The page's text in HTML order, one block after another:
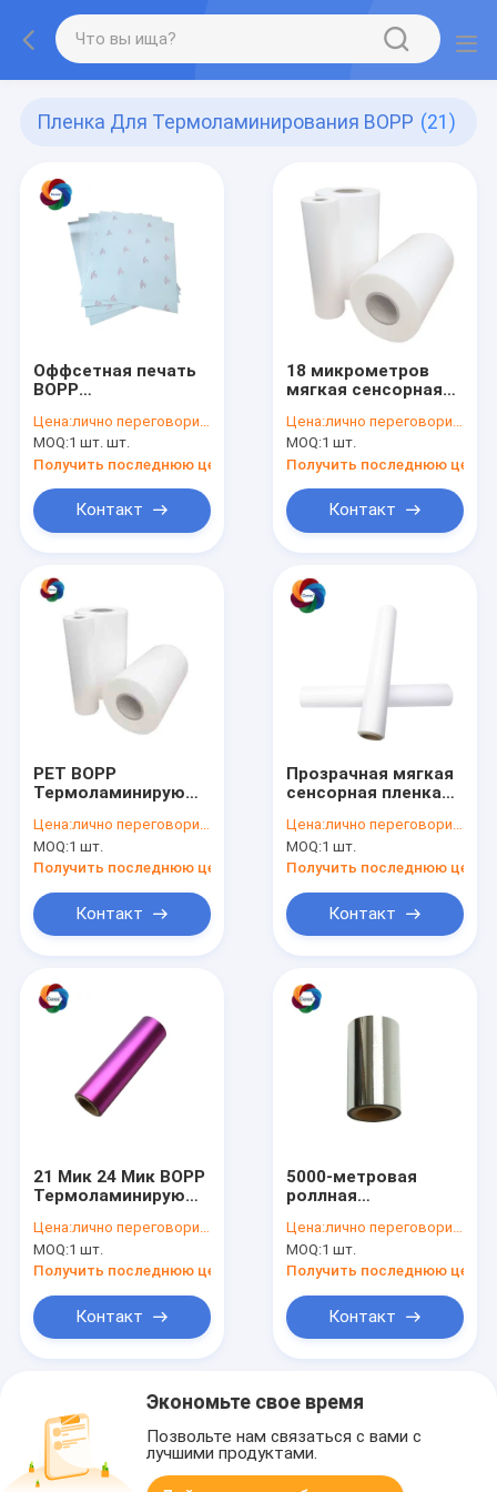
Пленка Для Термоламинирования BOPP (21)
Оффсетная печать
BOPP
пленка
самоклеящаяся
упаковка
Цена:лично переговорить
MOQ:1 шт. шт.
Получить последнюю цену
Контакт
18 микрометров
мягкая сенсорная
ламинирующая
Jumbo Roll Matt
Gloss Packaging Box
Цена:лично переговорить
MOQ:1 шт.
Получить последнюю цену
Контакт
PET BOPP
Термоламинирующая
микрометров
Мягкая
полиэстерная
Цена:лично переговорить
MOQ:1 шт.
Получить последнюю цену
Контакт
Прозрачная мягкая
сенсорная пленка
упаковка Маттовая
растяжная пленка
24 микрофона
Цена:лично переговорить
MOQ:1 шт.
Получить последнюю цену
Контакт
21 Мик 24 Мик BOPP
Термоламинирующая
самоклеящаяся
голографическая
пленка
Цена:лично переговорить
MOQ:1 шт.
Получить последнюю цену
Контакт
5000-метровая
роллная
пленка упаковка 27
микрометров
матовая
пленка
Цена:лично переговорить
MOQ:1 шт.
Получить последнюю цену
Контакт
Экономьте свое время
Позвольте нам связаться с вами с
лучшими продуктами.